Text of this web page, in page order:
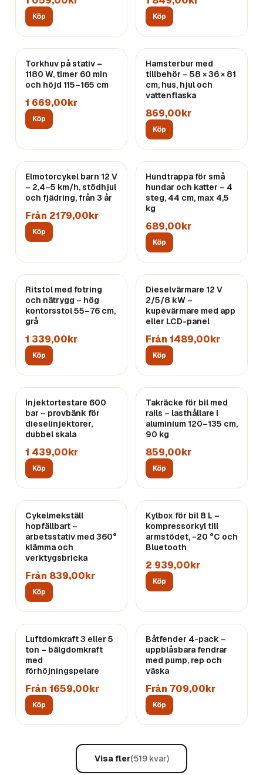
Köp Köp
Torkhuv på stativ –
1180 W, timer 60 min
och höjd 115–165 cm
1 669,00kr
Köp
Hamsterbur med
tillbehör – 58 × 36 × 81
cm, hus, hjul och
vattenflaska
869,00kr
Köp
Elmotorcykel barn 12 V
– 2,4–5 km/h, stödhjul
och fjädring, från 3 år
Från 2179,00kr
Köp
Hundtrappa för små
hundar och katter – 4
steg, 44 cm, max 4,5
kg
689,00kr
Köp
Ritstol med fotring
och nätrygg – hög
kontorsstol 55–76 cm,
grå
1 339,00kr
Köp
Dieselvärmare 12 V
2/5/8 kW –
kupévärmare med app
eller LCD-panel
Från 1489,00kr
Köp
Injektortestare 600
bar – provbänk för
dieselinjektorer,
dubbel skala
1 439,00kr
Köp
Takräcke för bil med
rails – lasthållare i
aluminium 120–135 cm,
90 kg
859,00kr
Köp
Cykelmekställ
hopfällbart –
arbetsstativ med 360°
klämma och
verktygsbricka
Från 839,00kr
Köp
Kylbox för bil 8 L –
kompressorkyl till
armstödet, −20 °C och
Bluetooth
2 939,00kr
Köp
Luftdomkraft 3 eller 5
ton – bälgdomkraft
med
förhöjningspelare
Från 1659,00kr
Köp
Båtfender 4-pack –
uppblåsbara fendrar
med pump, rep och
väska
Från 709,00kr
Köp
Visa fler(519kvar)